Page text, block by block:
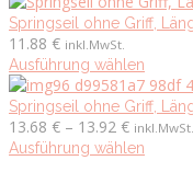
Die
auf
der
weist
auf.
Die
Springseil ohne Griff,
11.88 € inkl.MwSt.
Ausführung wählen
weist
mehrere
Springseil ohne Griff,
13.68 € – 13.92 €
13.68 €
inkl.MwSt.
Ausführung wählen